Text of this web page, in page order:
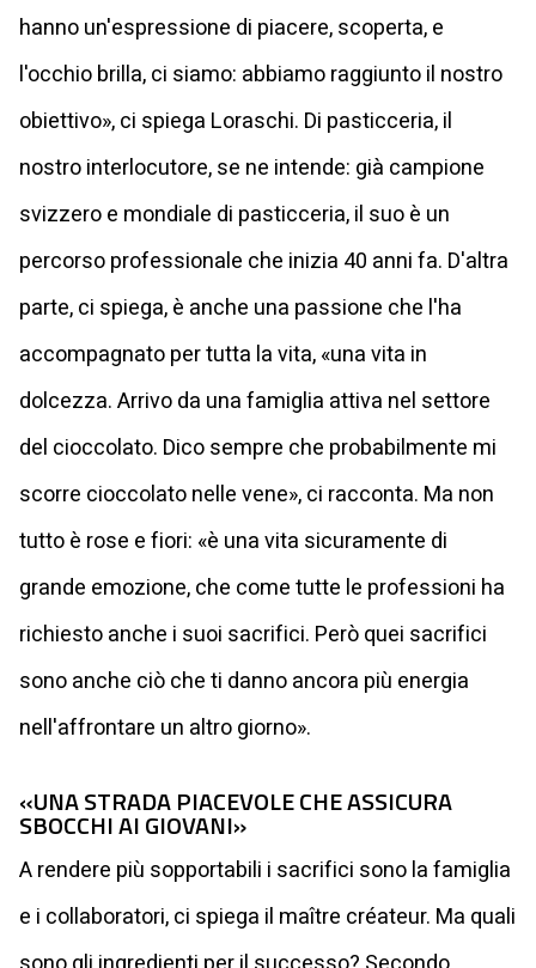
hanno un'espressione di piacere, scoperta, e
l'occhio brilla, ci siamo: abbiamo raggiunto il nostro
obiettivo», ci spiega Loraschi. Di pasticceria, il
nostro interlocutore, se ne intende: già campione
svizzero e mondiale di pasticceria, il suo è un
percorso professionale che inizia 40 anni fa. D'altra
parte, ci spiega, è anche una passione che l'ha
accompagnato per tutta la vita, «una vita in
dolcezza. Arrivo da una famiglia attiva nel settore
del cioccolato. Dico sempre che probabilmente mi
scorre cioccolato nelle vene», ci racconta. Ma non
tutto è rose e fiori: «è una vita sicuramente di
grande emozione, che come tutte le professioni ha
richiesto anche i suoi sacrifici. Però quei sacrifici
sono anche ciò che ti danno ancora più energia
nell'affrontare un altro giorno».
«UNA STRADA PIACEVOLE CHE ASSICURA
SBOCCHI AI GIOVANI»
A rendere più sopportabili i sacrifici sono la famiglia
e i collaboratori, ci spiega il maître créateur. Ma quali